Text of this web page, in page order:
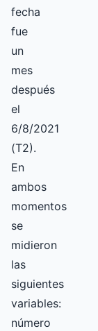
fecha
fue
un
mes
después
el
6/8/2021
(T2).
En
ambos
momentos
se
midieron
las
siguientes
variables:
número